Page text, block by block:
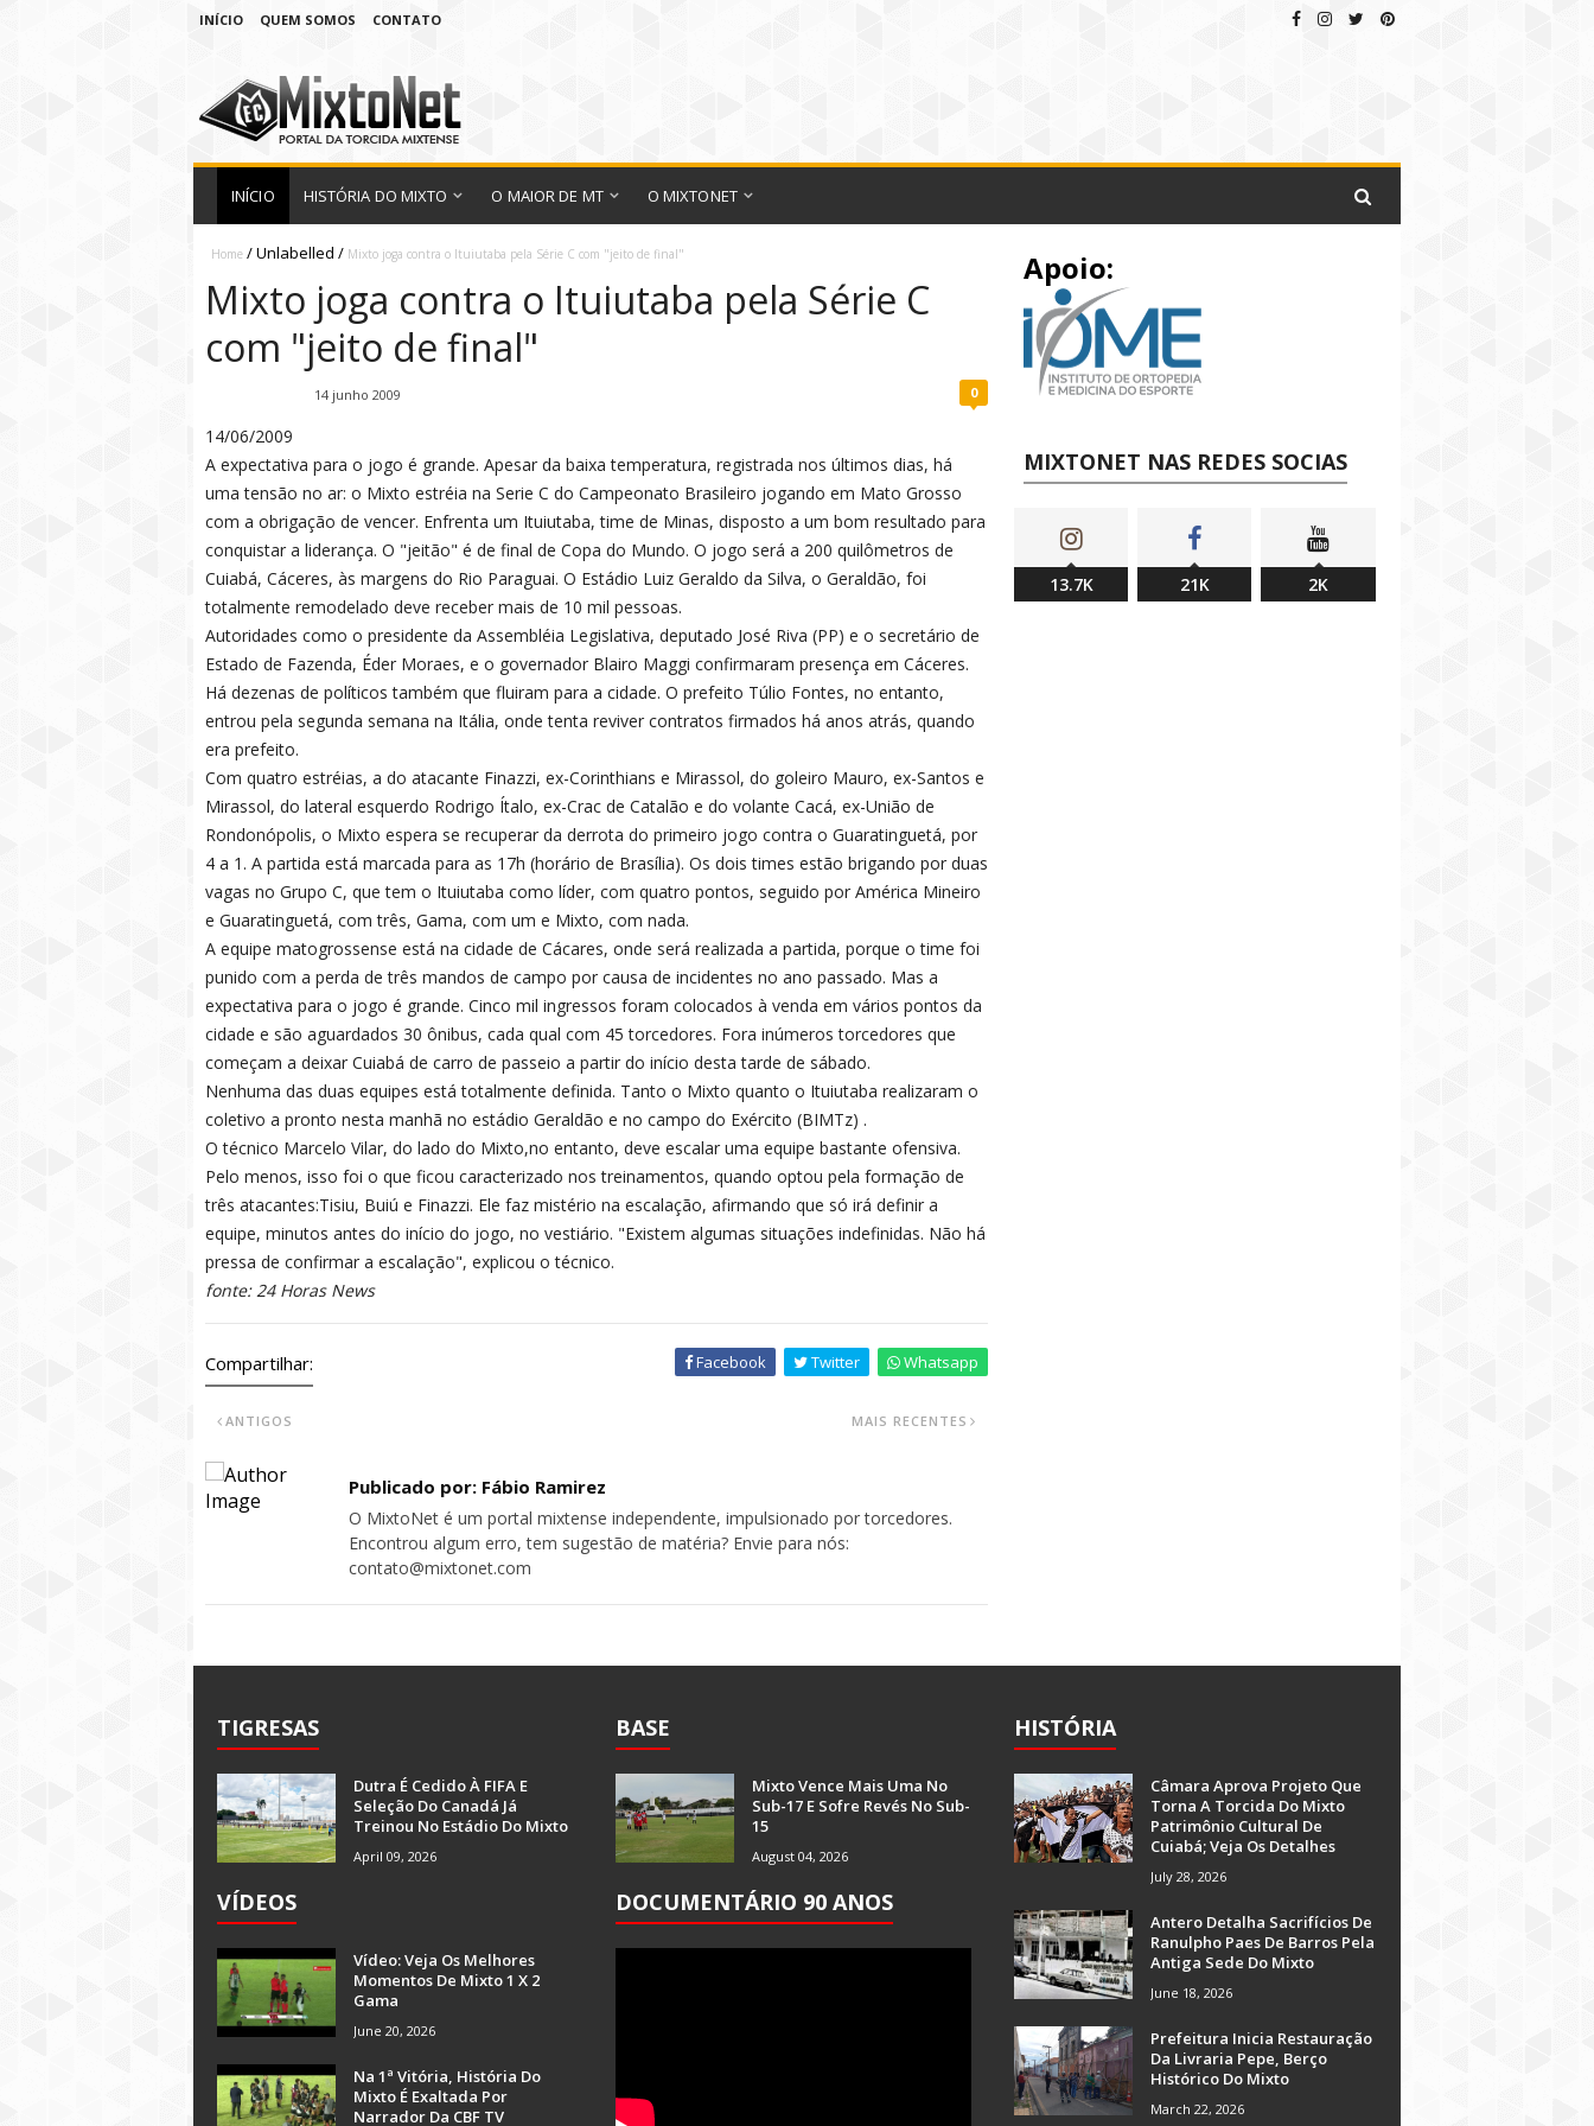
INÍCIO QUEM SOMOS CONTATO
INÍCIO HISTÓRIA DO MIXTO O MAIOR DE MT O MIXTONET
Home /Unlabelled / Mixto joga contra o Ituiutaba pela Série C com "jeito de final"
Mixto joga contra o Ituiutaba pela Série C
com "jeito de final"
14 junho 2009 0
14/06/2009
A expectativa para o jogo é grande. Apesar da baixa temperatura, registrada nos últimos dias, há
uma tensão no ar: o Mixto estréia na Serie C do Campeonato Brasileiro jogando em Mato Grosso
com a obrigação de vencer. Enfrenta um Ituiutaba, time de Minas, disposto a um bom resultado para
conquistar a liderança. O "jeitão" é de final de Copa do Mundo. O jogo será a 200 quilômetros de
Cuiabá, Cáceres, às margens do Rio Paraguai. O Estádio Luiz Geraldo da Silva, o Geraldão, foi
totalmente remodelado deve receber mais de 10 mil pessoas.
Autoridades como o presidente da Assembléia Legislativa, deputado José Riva (PP) e o secretário de
Estado de Fazenda, Éder Moraes, e o governador Blairo Maggi confirmaram presença em Cáceres.
Há dezenas de políticos também que fluiram para a cidade. O prefeito Túlio Fontes, no entanto,
entrou pela segunda semana na Itália, onde tenta reviver contratos firmados há anos atrás, quando
era prefeito.
Com quatro estréias, a do atacante Finazzi, ex-Corinthians e Mirassol, do goleiro Mauro, ex-Santos e
Mirassol, do lateral esquerdo Rodrigo Ítalo, ex-Crac de Catalão e do volante Cacá, ex-União de
Rondonópolis, o Mixto espera se recuperar da derrota do primeiro jogo contra o Guaratinguetá, por
4 a 1. A partida está marcada para as 17h (horário de Brasília). Os dois times estão brigando por duas
vagas no Grupo C, que tem o Ituiutaba como líder, com quatro pontos, seguido por América Mineiro
e Guaratinguetá, com três, Gama, com um e Mixto, com nada.
A equipe matogrossense está na cidade de Cácares, onde será realizada a partida, porque o time foi
punido com a perda de três mandos de campo por causa de incidentes no ano passado. Mas a
expectativa para o jogo é grande. Cinco mil ingressos foram colocados à venda em vários pontos da
cidade e são aguardados 30 ônibus, cada qual com 45 torcedores. Fora inúmeros torcedores que
começam a deixar Cuiabá de carro de passeio a partir do início desta tarde de sábado.
Nenhuma das duas equipes está totalmente definida. Tanto o Mixto quanto o Ituiutaba realizaram o
coletivo a pronto nesta manhã no estádio Geraldão e no campo do Exército (BIMTz) .
O técnico Marcelo Vilar, do lado do Mixto,no entanto, deve escalar uma equipe bastante ofensiva.
Pelo menos, isso foi o que ficou caracterizado nos treinamentos, quando optou pela formação de
três atacantes:Tisiu, Buiú e Finazzi. Ele faz mistério na escalação, afirmando que só irá definir a
equipe, minutos antes do início do jogo, no vestiário. "Existem algumas situações indefinidas. Não há
pressa de confirmar a escalação", explicou o técnico.
fonte: 24 Horas News
Compartilhar: Facebook Twitter Whatsapp
MAIS RECENTES
ANTIGOS
Publicado por: Fábio Ramirez
O MixtoNet é um portal mixtense independente, impulsionado por torcedores.
Encontrou algum erro, tem sugestão de matéria? Envie para nós:
contato@mixtonet.com
Apoio:
MIXTONET NAS REDES SOCIAS
13.7K 21K 2K
TIGRESAS
Dutra É Cedido À FIFA E
Seleção Do Canadá Já
Treinou No Estádio Do Mixto
April 09, 2026
VÍDEOS
Vídeo: Veja Os Melhores
Momentos De Mixto 1 X 2
Gama
June 20, 2026
Na 1ª Vitória, História Do
Mixto É Exaltada Por
Narrador Da CBF TV
BASE
Mixto Vence Mais Uma No
Sub-17 E Sofre Revés No Sub-
15
August 04, 2026
DOCUMENTÁRIO 90 ANOS
HISTÓRIA
Câmara Aprova Projeto Que
Torna A Torcida Do Mixto
Patrimônio Cultural De
Cuiabá; Veja Os Detalhes
July 28, 2026
Antero Detalha Sacrifícios De
Ranulpho Paes De Barros Pela
Antiga Sede Do Mixto
June 18, 2026
Prefeitura Inicia Restauração
Da Livraria Pepe, Berço
Histórico Do Mixto
March 22, 2026